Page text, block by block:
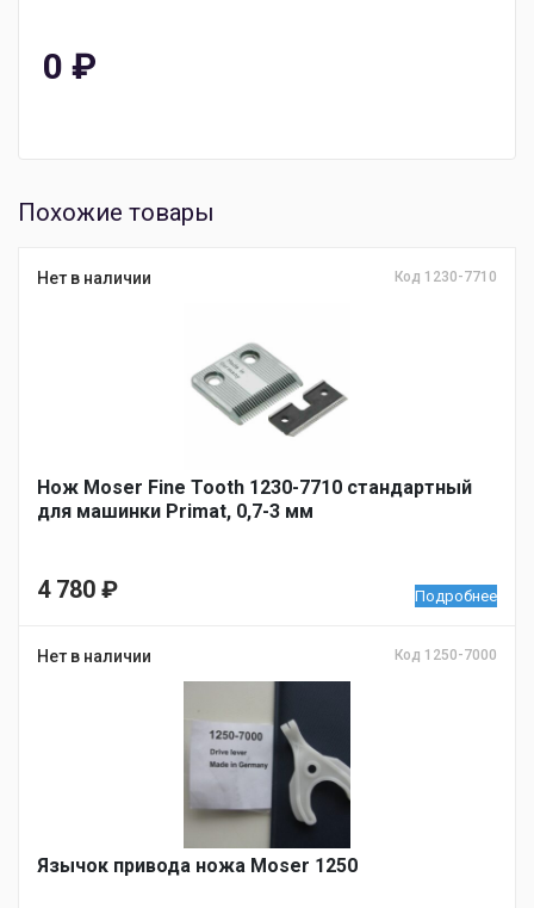
0 ₽
Похожие товары
Нет в наличии Код 1230-7710
Нож Moser Fine Tooth 1230-7710 стандартный
для машинки Primat, 0,7-3 мм
4 780 ₽ Подробнее
Нет в наличии Код 1250-7000
Язычок привода ножа Moser 1250